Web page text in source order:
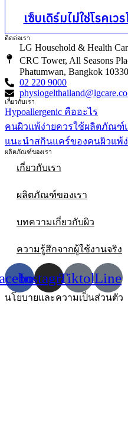
เซ็บเดิร์มไม่ใช่โรคเ
ติดต่อเรา
LG Household & Health
CRC Tower, All Seasons
Phatumwan, Bangkok 10330
02 220 9000
เกี่ยวกับเรา
Hypoallergenic คืออะไร
คนผิวแพ้ง่ายควรใช้ผลิตภัณฑ์
แนะนำสกินแคร์ของคนผิวแพ้
ผลิตภัณฑ์ของเรา
เกี่ยวกับเรา
ผลิตภัณฑ์ของเรา
บทความเกี่ยวกับผิว
ความรู้สึกจากผู้ใช้งานจริง
InstagramTiktokLine
นโยบายและความเป็นส่วนตัว